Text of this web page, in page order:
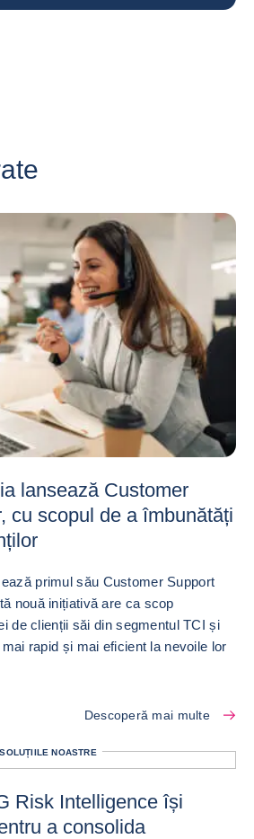
lansează Customer
cu scopul de a îmbunătăți
primul său Customer Support
nouă inițiativă are ca scop
de clienții săi din segmentul TCI și
rapid și mai eficient la nevoile lor
Descoperă mai multe
SOLUȚIILE NOASTRE
Risk Intelligence își
a consolida